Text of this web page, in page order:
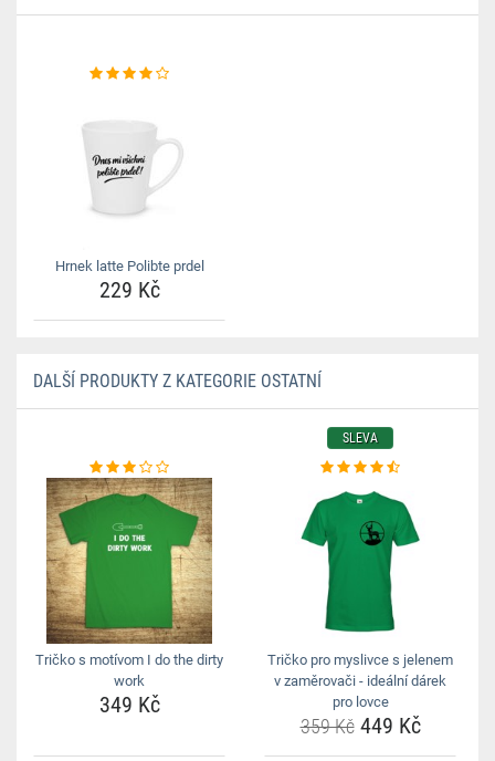
Hrnek latte Polibte prdel
229 Kč
DALŠÍ PRODUKTY Z KATEGORIE OSTATNÍ
Tričko s motívom I do the dirty
work
349 Kč
SLEVA
Tričko pro myslivce s jelenem
v zaměrovači - ideální dárek
pro lovce
359 Kč449 Kč